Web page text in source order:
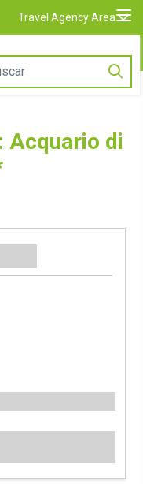
Travel Agency Area
Acquario di